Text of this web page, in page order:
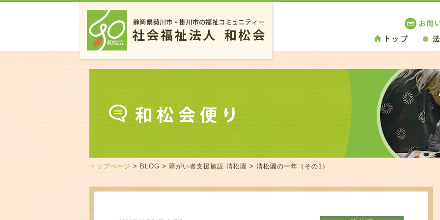
トップページ > BLOG > 障がい者支援施設 清松園 > 清松園の一年（その1）